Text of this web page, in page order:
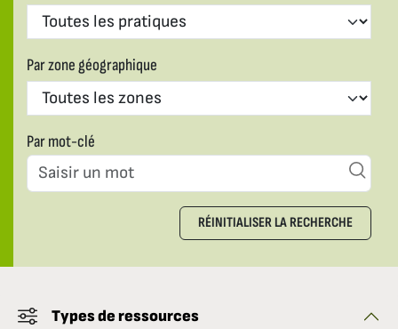
Par zone géographique
Par mot-clé
RÉINITIALISER LA RECHERCHE
Types de ressources